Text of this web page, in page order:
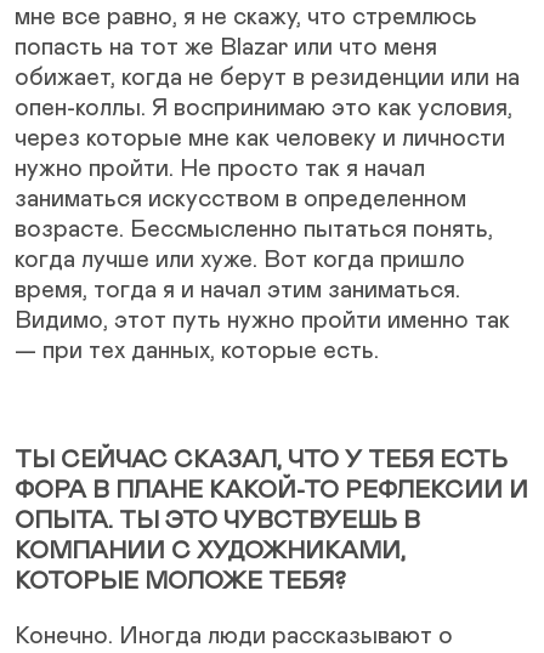
мне все равно, я не скажу, что стремлюсь
попасть на тот же Blazar или что меня
обижает, когда не берут в резиденции или на
опен-коллы. Я воспринимаю это как условия,
через которые мне как человеку и личности
нужно пройти. Не просто так я начал
заниматься искусством в определенном
возрасте. Бессмысленно пытаться понять,
когда лучше или хуже. Вот когда пришло
время, тогда я и начал этим заниматься.
Видимо, этот путь нужно пройти именно так
— при тех данных, которые есть.
ТЫ СЕЙЧАС СКАЗАЛ, ЧТО У ТЕБЯ ЕСТЬ
ФОРА В ПЛАНЕ КАКОЙ-ТО РЕФЛЕКСИИ И
ОПЫТА. ТЫ ЭТО ЧУВСТВУЕШЬ В
КОМПАНИИ С ХУДОЖНИКАМИ,
КОТОРЫЕ МОЛОЖЕ ТЕБЯ?
Конечно. Иногда люди рассказывают о